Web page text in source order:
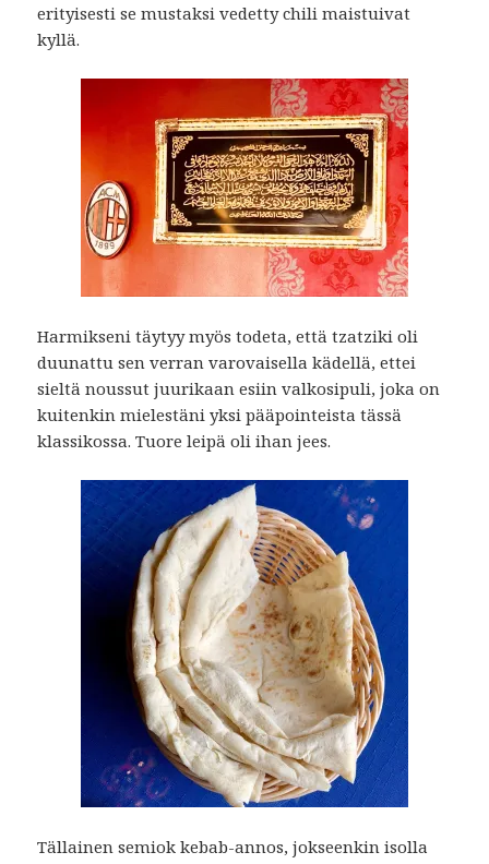
erityisesti se mustaksi vedetty chili maistuivat
kyllä.
Harmikseni täytyy myös todeta, että tzatziki oli
duunattu sen verran varovaisella kädellä, ettei
sieltä noussut juurikaan esiin valkosipuli, joka on
kuitenkin mielestäni yksi pääpointeista tässä
klassikossa. Tuore leipä oli ihan jees.
Tällainen semiok kebab-annos, jokseenkin isolla